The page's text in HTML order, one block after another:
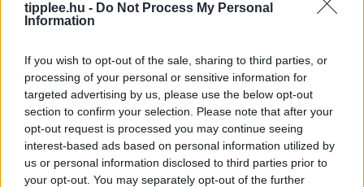
tipplee.hu - Do Not Process My Personal
Information
If you wish to opt-out of the sale, sharing to third parties, or
processing of your personal or sensitive information for
targeted advertising by us, please use the below opt-out
section to confirm your selection. Please note that after your
opt-out request is processed you may continue seeing
interest-based ads based on personal information utilized by
us or personal information disclosed to third parties prior to
your opt-out. You may separately opt-out of the further
biometrikus adatbázisaihoz, amely gyakorlatilag
zsarolásnak minősül az utazók profilozása és
Rooby
augusztus 8, 2026